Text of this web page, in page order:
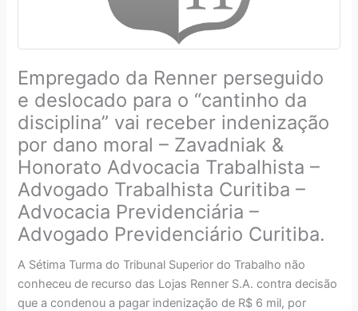
Empregado da Renner perseguido
e deslocado para o “cantinho da
disciplina” vai receber indenização
por dano moral – Zavadniak &
Honorato Advocacia Trabalhista –
Advogado Trabalhista Curitiba –
Advocacia Previdenciária –
Advogado Previdenciário Curitiba.
A Sétima Turma do Tribunal Superior do Trabalho não
conheceu de recurso das Lojas Renner S.A. contra decisão
que a condenou a pagar indenização de R$ 6 mil, por